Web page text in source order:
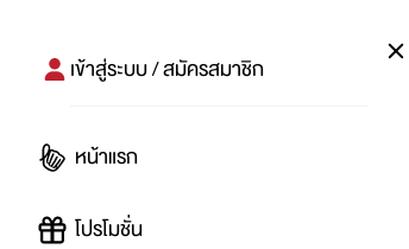
เข้าสู่ระบบ / สมัครสมาชิก
หน้าแรก
โปรโมชั่น
ขึ้นทางด่วนฟ